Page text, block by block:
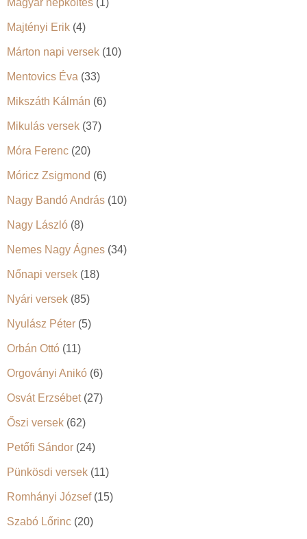
Majtényi Erik (4)
Márton napi versek (10)
Mentovics Éva (33)
Mikszáth Kálmán (6)
Mikulás versek (37)
Móra Ferenc (20)
Móricz Zsigmond (6)
Nagy Bandó András (10)
Nagy László (8)
Nemes Nagy Ágnes (34)
Nőnapi versek (18)
Nyári versek (85)
Nyulász Péter (5)
Orbán Ottó (11)
Orgoványi Anikó (6)
Osvát Erzsébet(27)
Őszi versek (62)
Petőfi Sándor (24)
Pünkösdi versek (11)
Romhányi József(15)
Szabó Lőrinc (20)